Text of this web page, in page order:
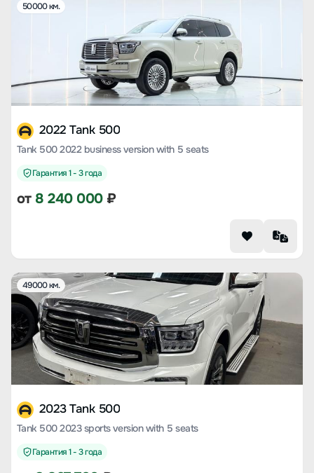
50000 км.
2022 Tank 500
Tank 500 2022 business version with 5 seats
Гарантия 1 - 3 года
от 8 240 000₽
49000 км.
2023 Tank 500
Tank 500 2023 sports version with 5 seats
Гарантия 1 - 3 года